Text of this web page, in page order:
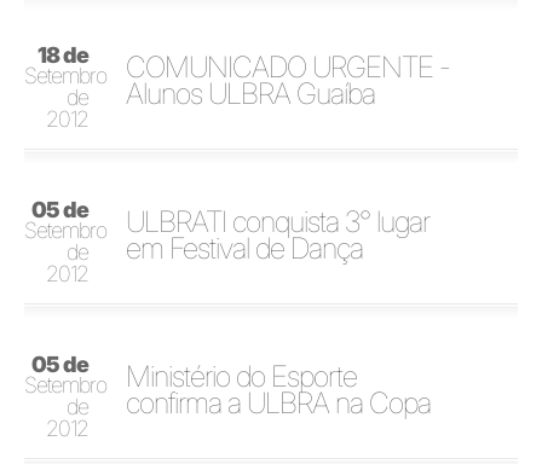
18 de
Setembro
de
2012
COMUNICADO URGENTE -
Alunos ULBRA Guaíba
05 de
Setembro
de
2012
ULBRATI conquista 3° lugar
em Festival de Dança
05 de
Setembro
de
2012
Ministério do Esporte
confirma a ULBRA na Copa